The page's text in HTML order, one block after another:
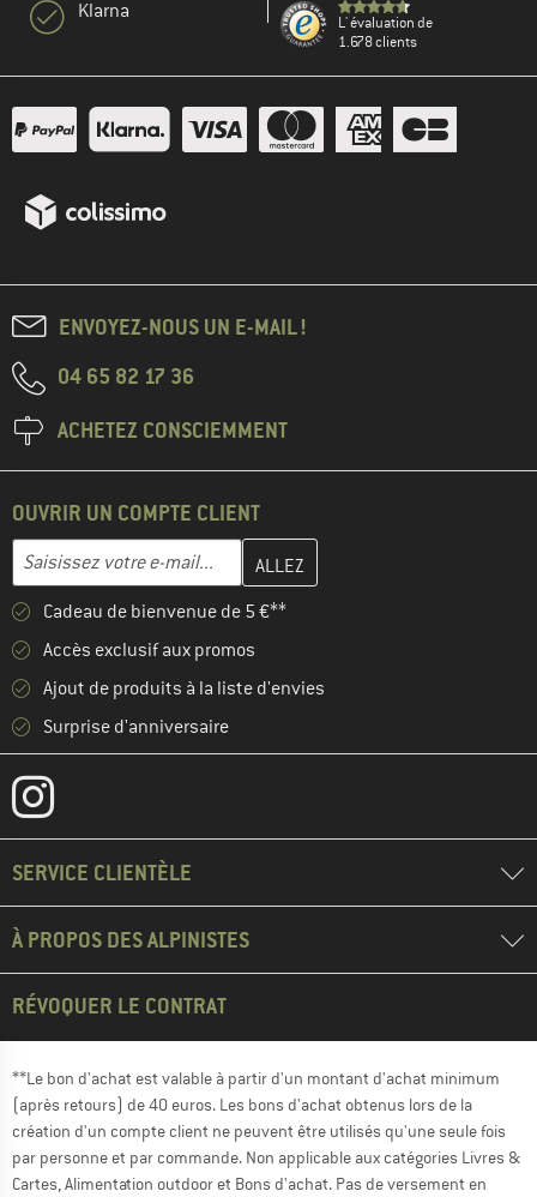
Klarna
L' évaluation de
1.678 clients
ENVOYEZ-NOUS UN E-MAIL !
04 65 82 17 36
ACHETEZ CONSCIEMMENT
OUVRIR UN COMPTE CLIENT
Adresse e-mail
Entrez votre adresse e-mail ici et créez votre compte client à la
Cadeau de bienvenue de 5 €**
Accès exclusif aux promos
Ajout de produits à la liste d'envies
Surprise d'anniversaire
SERVICE CLIENTÈLE
À PROPOS DES ALPINISTES
RÉVOQUER LE CONTRAT
**Le bon d'achat est valable à partir d'un montant d'achat minimum
(après retours) de 40 euros. Les bons d'achat obtenus lors de la
création d'un compte client ne peuvent être utilisés qu'une seule fois
par personne et par commande. Non applicable aux catégories Livres &
Cartes, Alimentation outdoor et Bons d'achat. Pas de versement en